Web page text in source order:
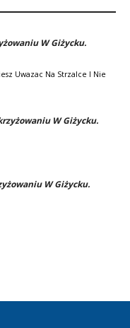
W Giżycku.
Uwazac Na Strzalce I Nie
W Giżycku.
W Giżycku.